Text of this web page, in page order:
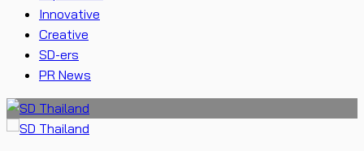
Innovative
Creative
SD-ers
PR News